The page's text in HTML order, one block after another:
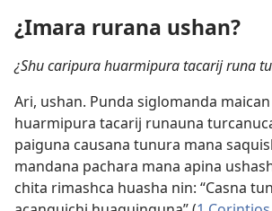
¿Imara rurana ushan?
¿Shu caripura huarmipura tacarij runa
Ari, ushan. Punda siglomanda
huarmipura tacarij runauna
paiguna causana tunura mana
mandana pachara mana apina
chita rimashca huasha nin: “Casna